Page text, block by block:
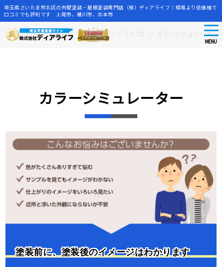
Skip
to
埼玉県さいたま市北区の外壁塗装・屋根塗装専門店（株）ディアライフ｜相場より低価格で
口コミでも評判です 上尾市、桶川市、北本市
MENU
さいたま市の外壁塗装店【株式会社ディアライフ】 カラーシミュレーター
カラーシミュレーター
塗装前に、塗装後のイメージはわかります